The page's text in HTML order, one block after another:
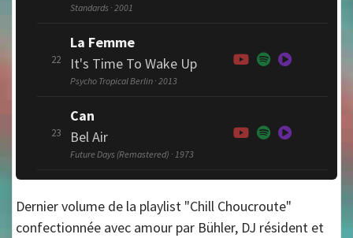
Standards · 2001
22
La Femme
It's Time To Wake Up
Psycho Tropical Berlin · 2013
23
Can
Bel Air
Future Days (Remastered) · 1973
Dernier volume de la playlist "Chill Choucroute"
confectionnée avec amour par Bühler, DJ résident et